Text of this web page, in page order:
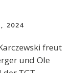
2024
freut
und Ole